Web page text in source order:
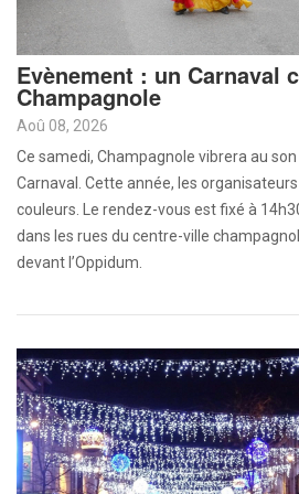
Evènement : un Carnaval
Champagnole
Aoû 08, 2026
Ce samedi, Champagnole vibrera au
Carnaval. Cette année, les
couleurs. Le rendez-vous est fixé à
dans les rues du centre-ville
devant l’Oppidum.